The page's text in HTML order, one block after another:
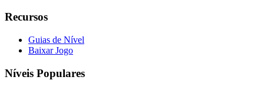
Recursos
Guias de Nível
Baixar Jogo
Níveis Populares